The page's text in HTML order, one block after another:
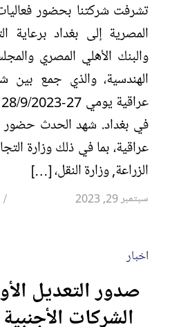
تشرفت شركتنا بحضور
المصرية إلى بغداد برعاية
والبنك الأهلي المصري
الهندسية، والذي جمع
في بغداد. شهد الحدث حضور
عراقية، بما في ذلك وزارة
الزراعة, وزارة النقل، […]
سبتمبر 29, 2023 /
اخبار
صدور التعديل